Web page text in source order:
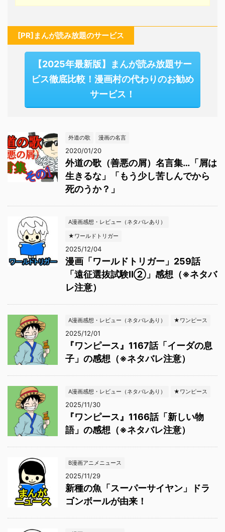
[PR]まんが読み放題のサービス
【2025年最新版】まんが読み放題サー
ビス徹底比較！漫画村の代わりのお勧め
サービス！
外道の歌 漫画の名言
2020/01/20
外道の歌（善悪の屑）名言集…「屑は
生きるな」「もう少し苦しんでから
死のうか？」
A漫画感想・レビュー（ネタバレあり）
★ワールドトリガー
2025/12/04
漫画「ワールドトリガー」259話
「遠征選抜試験Ⅱ②」感想（※ネタバ
レ注意）
A漫画感想・レビュー（ネタバレあり） ★ワンピース
2025/12/01
『ワンピース』1167話「イーダの息
子」の感想（※ネタバレ注意）
A漫画感想・レビュー（ネタバレあり） ★ワンピース
2025/11/30
『ワンピース』1166話「新しい物
語」の感想（※ネタバレ注意）
B漫画アニメニュース
2025/11/29
新種の魚「スーパーサイヤン」ドラ
ゴンボールが由来！